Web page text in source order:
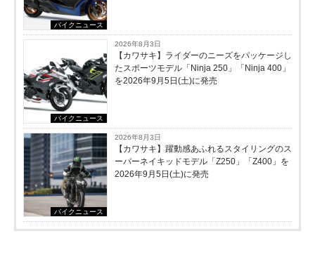
バイクニュース
バイクニュース
2026年8月3日
【カワサキ】ライダーのニーズをパッケージし
たスポーツモデル「Ninja 250」「Ninja 400」
を2026年9月5日(土)に発売
バイクニュース
2026年8月3日
【カワサキ】躍動感あふれるスタイリングのス
ーパーネイキッドモデル「Z250」「Z400」を
2026年9月5日(土)に発売